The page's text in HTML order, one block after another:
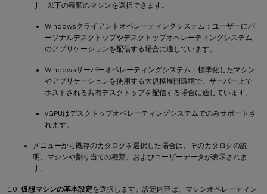
す。以下の種類のマシンを選択できます。
Windowsクライアントオペレーティングシステム：ユーザーにパ
ーソナルデスクトップやデスクトップオペレーティングシステム
のアプリケーションを配信する場合に適しています。
Windowsサーバーオペレーティングシステム：標準化したマシン
やアプリケーションを使用する大規模展開環境で、サーバー上で
ホストされる共有デスクトップを配信する場合に適しています。
vGPUはデスクトップオペレーティングシステムでのみサポートさ
れます。
メニューから既存のカタログを選択した場合は、そのカタログの説
明、マシンや割り当ての種類、およびユーザーデータが表示されま
す。
仮想マシンの基本設定を選択します。設定内容は、マシンオペレーティン